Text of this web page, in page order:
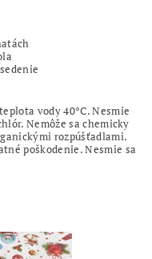
vody 40°C. Nesmie
Nemôže sa chemicky
rozpúšťadlami.
poškodenie. Nesmie sa